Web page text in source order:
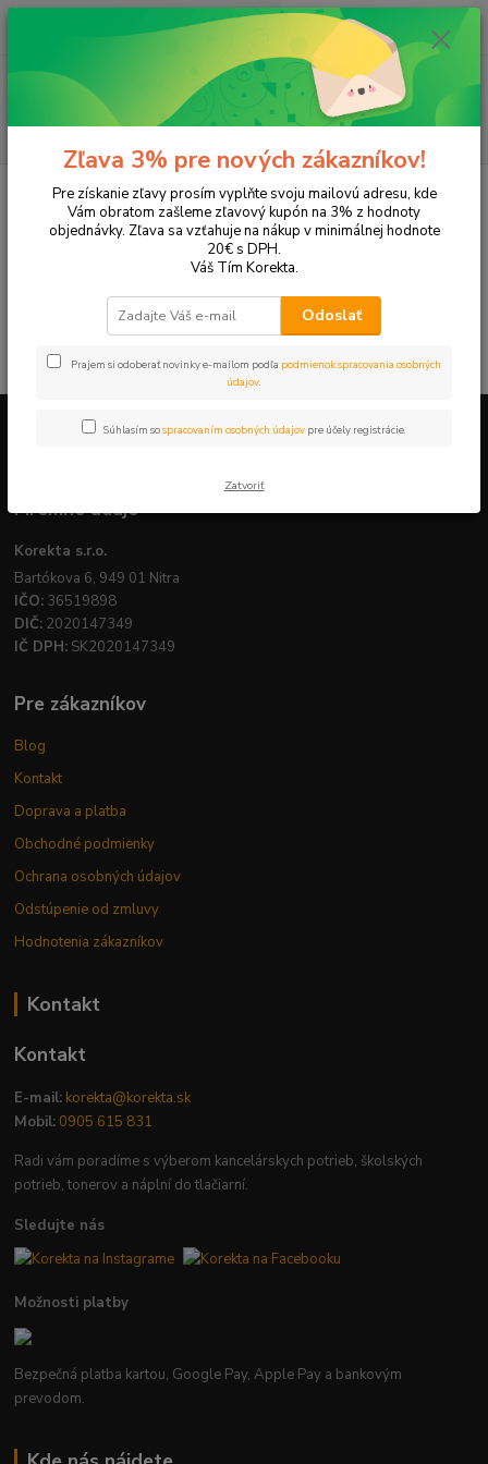
Menu
Hľadať
ks
za 0,00 EUR
Tonery a náplne do tlačiarní Hewlett Packard
HP Photosmart
Photosmart C7180
Photosmart C7180
V tejto kategórii nebol nájdený žiadny tovar.
Firemné údaje
Korekta s.r.o.
Bartókova 6, 949 01 Nitra
IČO: 36519898
DIČ: 2020147349
IČ DPH: SK2020147349
Pre zákazníkov
Blog
Kontakt
Doprava a platba
Obchodné podmienky
Ochrana osobných údajov
Odstúpenie od zmluvy
Hodnotenia zákazníkov
Kontakt
Kontakt
E-mail: korekta@korekta.sk
Mobil: 0905 615 831
Radi vám poradíme s výberom kancelárskych potrieb, školských
potrieb, tonerov a náplní do tlačiarní.
Sledujte nás
Možnosti platby
Bezpečná platba kartou, Google Pay, Apple Pay a bankovým
prevodom.
Zľava 3% pre nových zákazníkov!
Pre získanie zľavy prosím vyplňte svoju mailovú adresu, kde
Vám obratom zašleme zľavový kupón na 3% z hodnoty
objednávky. Zľava sa vzťahuje na nákup v minimálnej hodnote
20€ s DPH.
Váš Tím Korekta.
Odoslať
Prajem si odoberať novinky e-mailom podľa podmienok spracovania osobných
údajov.
Súhlasím sospracovaním osobných údajov pre účely registrácie.
Zatvoriť